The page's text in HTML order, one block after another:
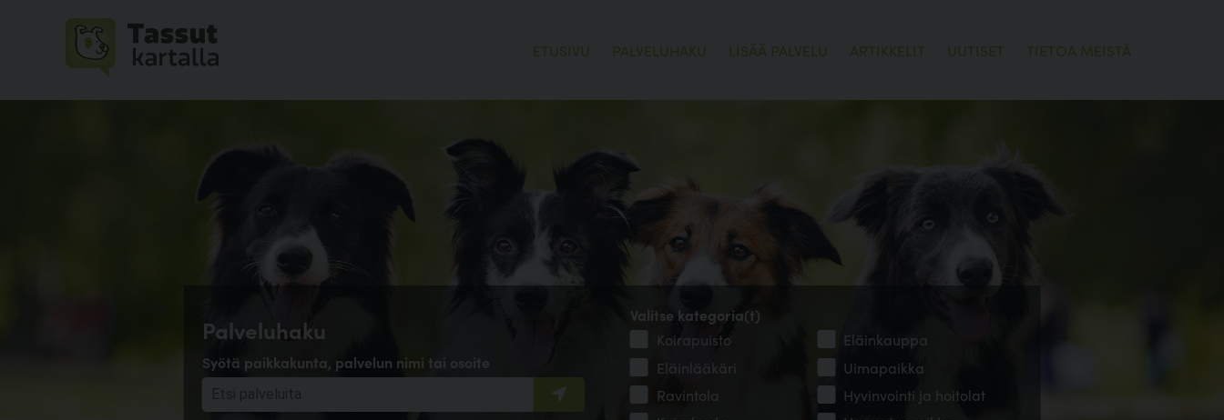
ETUSIVU PALVELUHAKU LISÄÄ PALVELU ARTIKKELIT UUTISET TIETOA MEISTÄ
Palveluhaku
Syötä paikkakunta, palvelun nimi tai osoite
Valitse kategoria(t)
Koirapuisto
Eläinkauppa
Eläinlääkäri
Uimapaikka
Ravintola
Hyvinvointi ja hoitolat